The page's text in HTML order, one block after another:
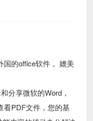
国的office软件， 媲美
分享微软的Word，
看PDF文件，您的基